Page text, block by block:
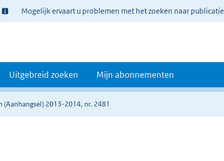
Ter
informatie:
Mogelijk ervaart u problemen met het zoeken naar
Uitgebreid zoeken Mijn abonnementen
(Aanhangsel) 2013-2014, nr. 2481